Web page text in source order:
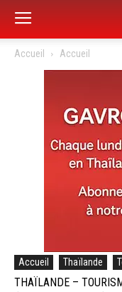
Accueil Accueil
Accueil Thaïlande
THAÏLANDE –